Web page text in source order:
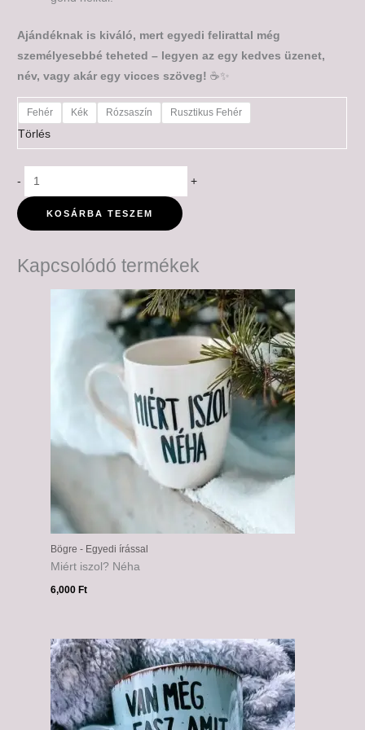
Ajándéknak is kiváló, mert egyedi felirattal még
személyesebbé teheted – legyen az egy kedves üzenet,
név, vagy akár egy vicces szöveg! ☕✨
Fehér Kék Rózsaszín Rusztikus Fehér
Törlés
- +
KOSÁRBA TESZEM
Kapcsolódó termékek
Bögre - Egyedi írással
Miért iszol? Néha
6,000Ft